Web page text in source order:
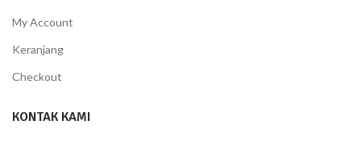
My Account
Keranjang
Checkout
KONTAK KAMI